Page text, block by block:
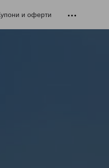
и оферти